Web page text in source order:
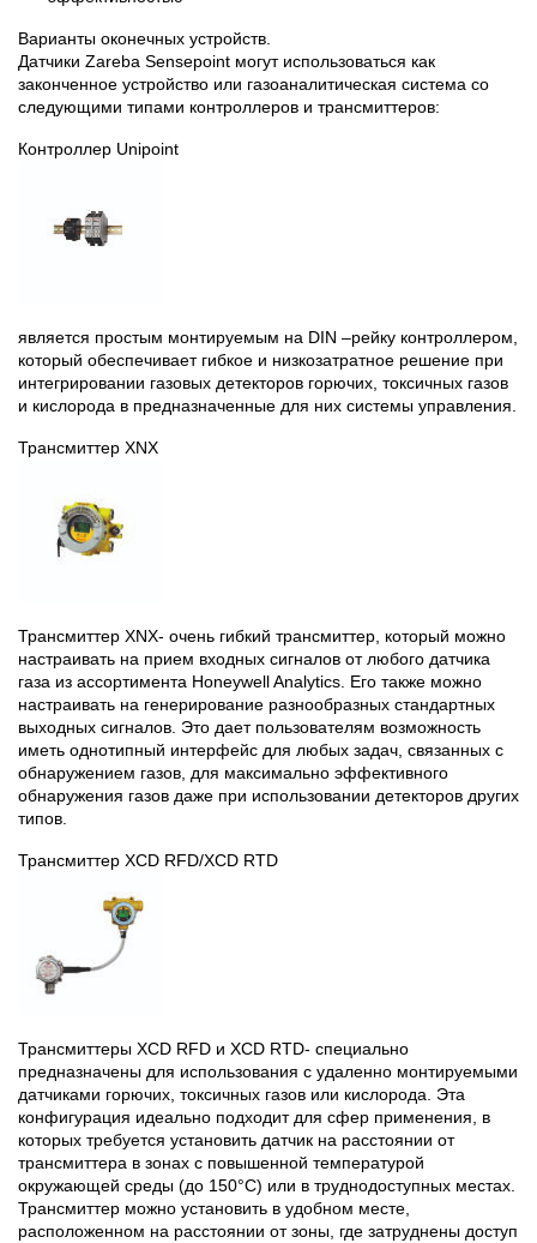
Варианты оконечных устройств.
Датчики Zareba Sensepoint могут использоваться как
законченное устройство или газоаналитическая система со
следующими типами контроллеров и трансмиттеров:
Контроллер Unipoint
является простым монтируемым на DIN –рейку контроллером,
который обеспечивает гибкое и низкозатратное решение при
интегрировании газовых детекторов горючих, токсичных газов
и кислорода в предназначенные для них системы управления.
Трансмиттер XNX
Трансмиттер XNX- очень гибкий трансмиттер, который можно
настраивать на прием входных сигналов от любого датчика
газа из ассортимента Honeywell Analytics. Его также можно
настраивать на генерирование разнообразных стандартных
выходных сигналов. Это дает пользователям возможность
иметь однотипный интерфейс для любых задач, связанных с
обнаружением газов, для максимально эффективного
обнаружения газов даже при использовании детекторов других
типов.
Трансмиттер XCD RFD/XCD RTD
Трансмиттеры XCD RFD и XCD RTD- специально
предназначены для использования с удаленно монтируемыми
датчиками горючих, токсичных газов или кислорода. Эта
конфигурация идеально подходит для сфер применения, в
которых требуется установить датчик на расстоянии от
трансмиттера в зонах с повышенной температурой
окружающей среды (до 150°C) или в труднодоступных местах.
Трансмиттер можно установить в удобном месте,
расположенном на расстоянии от зоны, где затруднены доступ